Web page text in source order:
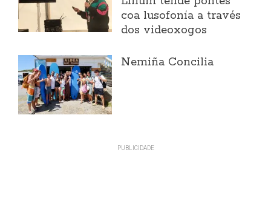
coa lusofonía a través
dos videoxogos
Nemiña Concilia